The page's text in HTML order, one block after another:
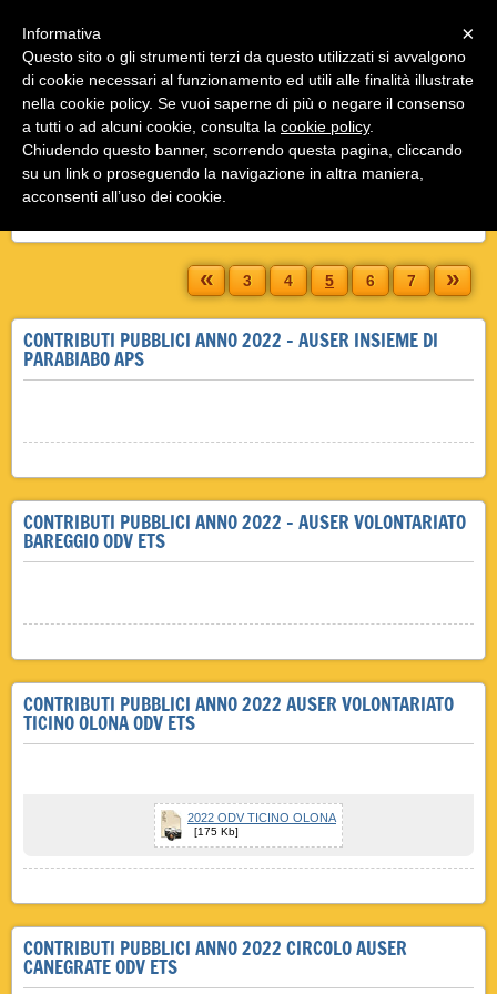
« 3 4 5 6 7 »
CONTRIBUTI PUBBLICI ANNO 2022 - AUSER INSIEME DI
PARABIABO APS
CONTRIBUTI PUBBLICI ANNO 2022 - AUSER VOLONTARIATO
BAREGGIO ODV ETS
CONTRIBUTI PUBBLICI ANNO 2022 AUSER VOLONTARIATO
TICINO OLONA ODV ETS
2022 ODV TICINO OLONA
[175 Kb]
CONTRIBUTI PUBBLICI ANNO 2022 CIRCOLO AUSER
CANEGRATE ODV ETS
×
Informativa
Questo sito o gli strumenti terzi da questo utilizzati si avvalgono
di cookie necessari al funzionamento ed utili alle finalità illustrate
nella cookie policy. Se vuoi saperne di più o negare il consenso
a tutti o ad alcuni cookie, consulta la cookie policy.
Chiudendo questo banner, scorrendo questa pagina, cliccando
su un link o proseguendo la navigazione in altra maniera,
acconsenti all’uso dei cookie.